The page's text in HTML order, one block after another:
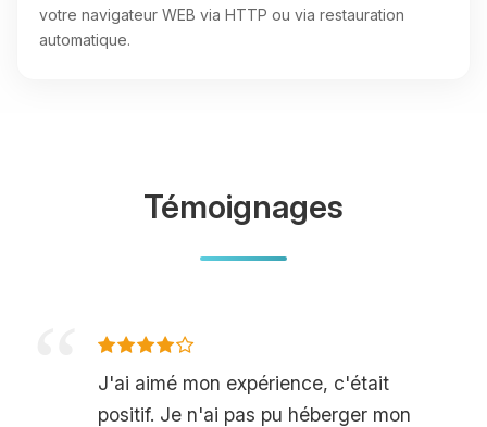
votre navigateur WEB via HTTP ou via restauration
automatique.
Témoignages
J'ai aimé mon expérience, c'était
positif. Je n'ai pas pu héberger mon